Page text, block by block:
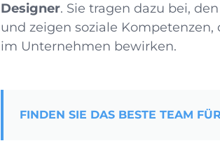
Designer. Sie tragen dazu bei,
und zeigen soziale
im Unternehmen bewirken.
FINDEN SIE DAS BESTE TEAM